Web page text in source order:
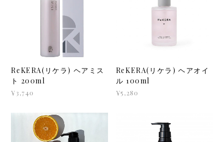
ReKERA(リケラ) ヘアミス
ト 200ml
¥3,740
ReKERA(リケラ) ヘアオイ
ル 100ml
¥5,280